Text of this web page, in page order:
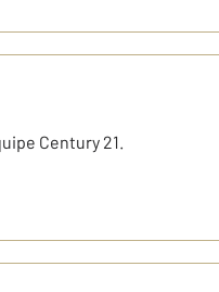
Century 21.